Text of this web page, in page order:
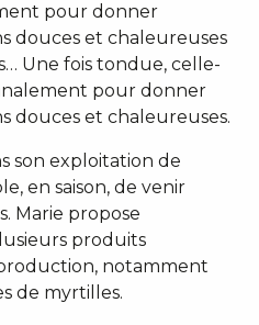
pour donner
douces et chaleureuses
Une fois tondue, celle-
pour donner
douces et chaleureuses.
son exploitation de
en saison, de venir
Marie propose
produits
notamment
de myrtilles.